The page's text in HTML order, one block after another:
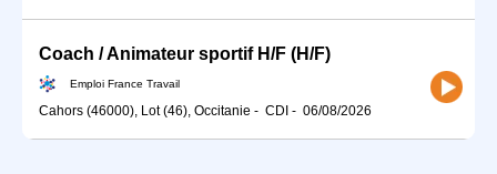
Coach / Animateur sportif H/F (H/F)
Emploi France Travail
Cahors (46000), Lot (46), Occitanie - CDI - 06/08/2026